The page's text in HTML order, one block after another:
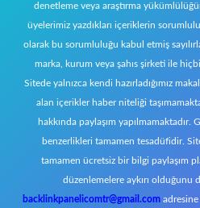
denetleme veya araştırma
üyelerimiz yazdıkları içeriklerin
olarak bu sorumluluğu kabul etmiş
marka, kurum veya şahıs şirketi ile
Sitede yalnızca kendi hazırladığımız
alan içerikler haber niteliği
hakkında paylaşım
benzerlikleri tamamen tesadüfidir.
tamamen ücretsiz bir bilgi paylaşım
düzenlemelere aykırı olduğunu
backlinkpanelicomtr@gmail.com